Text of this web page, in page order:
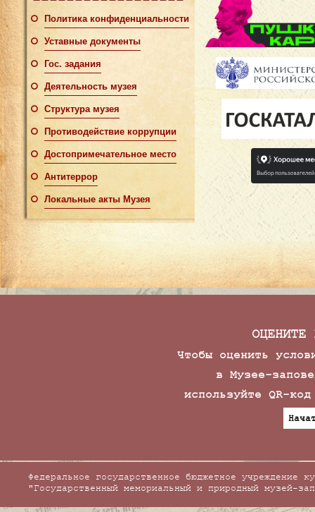
Политика конфиденциальности
Уставные документы
Гос. задания
Деятельность музея
Структура музея
Противодействие коррупции
Достопримечательное место
Антитеррор
Локальные акты Музея
ОЦЕНИТЕ
Чтобы оценить
в Музее-
используйте QR-
Федеральное государственное бюджетное учреждение
"Государственный мемориальный и природный музей-